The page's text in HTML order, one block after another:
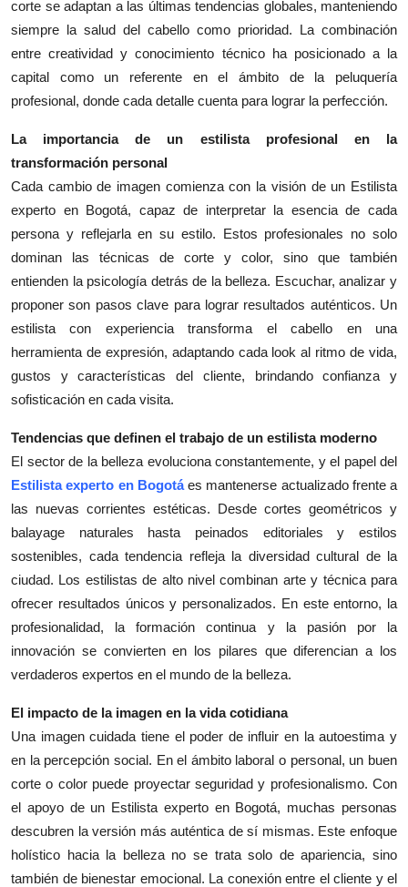
corte se adaptan a las últimas tendencias globales, manteniendo
siempre la salud del cabello como prioridad. La combinación
entre creatividad y conocimiento técnico ha posicionado a la
capital como un referente en el ámbito de la peluquería
profesional, donde cada detalle cuenta para lograr la perfección.
La importancia de un estilista profesional en la
transformación personal
Cada cambio de imagen comienza con la visión de un Estilista
experto en Bogotá, capaz de interpretar la esencia de cada
persona y reflejarla en su estilo. Estos profesionales no solo
dominan las técnicas de corte y color, sino que también
entienden la psicología detrás de la belleza. Escuchar, analizar y
proponer son pasos clave para lograr resultados auténticos. Un
estilista con experiencia transforma el cabello en una
herramienta de expresión, adaptando cada look al ritmo de vida,
gustos y características del cliente, brindando confianza y
sofisticación en cada visita.
Tendencias que definen el trabajo de un estilista moderno
El sector de la belleza evoluciona constantemente, y el papel del
Estilista experto en Bogotáes mantenerse actualizado frente a
las nuevas corrientes estéticas. Desde cortes geométricos y
balayage naturales hasta peinados editoriales y estilos
sostenibles, cada tendencia refleja la diversidad cultural de la
ciudad. Los estilistas de alto nivel combinan arte y técnica para
ofrecer resultados únicos y personalizados. En este entorno, la
profesionalidad, la formación continua y la pasión por la
innovación se convierten en los pilares que diferencian a los
verdaderos expertos en el mundo de la belleza.
El impacto de la imagen en la vida cotidiana
Una imagen cuidada tiene el poder de influir en la autoestima y
en la percepción social. En el ámbito laboral o personal, un buen
corte o color puede proyectar seguridad y profesionalismo. Con
el apoyo de un Estilista experto en Bogotá, muchas personas
descubren la versión más auténtica de sí mismas. Este enfoque
holístico hacia la belleza no se trata solo de apariencia, sino
también de bienestar emocional. La conexión entre el cliente y el